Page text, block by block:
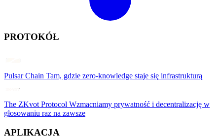
PROTOKÓŁ
Pulsar Chain Tam, gdzie zero-knowledge staje się infrastrukturą
The ZKvot Protocol Wzmacniamy prywatność i decentralizację w
głosowaniu raz na zawsze
APLIKACJA